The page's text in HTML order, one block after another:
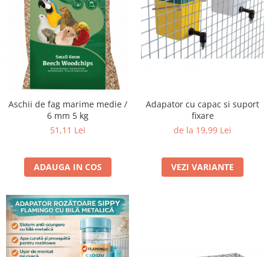
Aschii de fag marime medie /
6 mm 5 kg
51,11 Lei
ADAUGA IN COS
Adapator cu capac si suport
fixare
de la 19,99 Lei
VEZI VARIANTE